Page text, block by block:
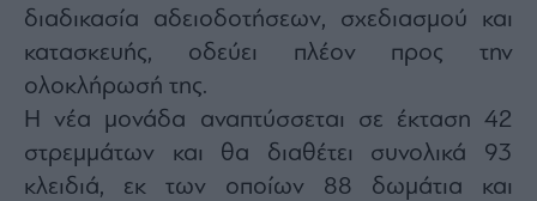
διαδικασία αδειοδοτήσεων, σχεδιασμού και
κατασκευής, οδεύει πλέον προς την
ολοκλήρωσή της.
Η νέα μονάδα αναπτύσσεται σε έκταση 42
στρεμμάτων και θα διαθέτει συνολικά 93
κλειδιά, εκ των οποίων 88 δωμάτια και